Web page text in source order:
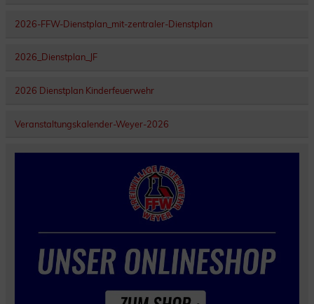
2026-FFW-Dienstplan_mit-zentraler-Dienstplan
2026_Dienstplan_JF
2026 Dienstplan Kinderfeuerwehr
Veranstaltungskalender-Weyer-2026